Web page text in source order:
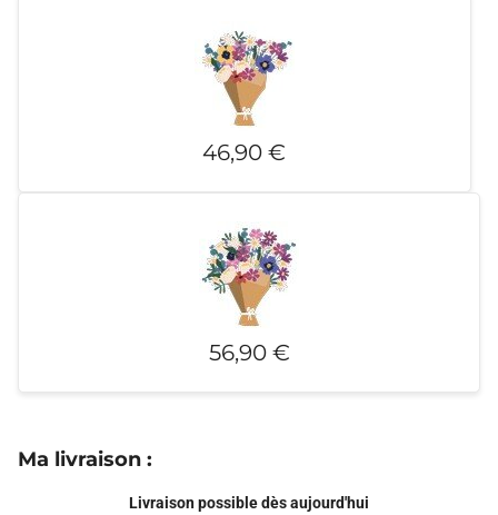
46,90 €
56,90 €
Ma livraison :
Livraison possible dès aujourd'hui